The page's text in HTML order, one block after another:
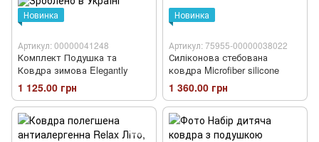
Новинка
Артикул: 00000041248
Комплект Подушка та
Ковдра зимова Elegantly
1 125.00 грн
Новинка
Артикул: 75955-00000038022
Силіконова стебована
ковдра Microfiber silicone
1 360.00 грн